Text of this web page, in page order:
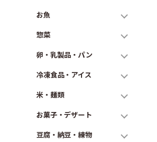
お魚
惣菜
卵・乳製品・パン
冷凍食品・アイス
米・麺類
お菓子・デザート
豆腐・納豆・練物